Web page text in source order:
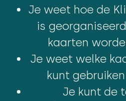
Je weet hoe de
is
kaarten
Je weet welke
kunt
Je kunt de